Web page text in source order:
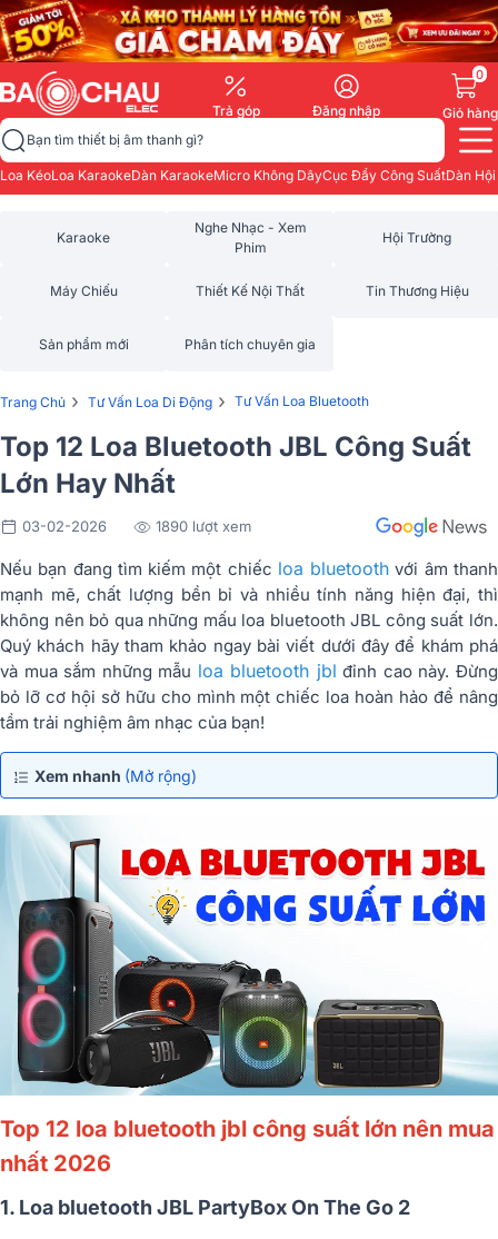
Trả góp Đăng nhập
0
Giỏ hàng
Bạn tìm thiết bị âm thanh gì?
Loa KéoLoa KaraokeDàn KaraokeMicro Không DâyCục Đẩy Công SuấtDàn
Karaoke
Nghe Nhạc - Xem
Phim
Hội Trường
Máy Chiếu Thiết Kế Nội Thất Tin Thương Hiệu
Sản phẩm mới Phân tích chuyên gia
Trang Chủ › Tư Vấn Loa Di Động › Tư Vấn Loa Bluetooth
Top 12 Loa Bluetooth JBL Công Suất
Lớn Hay Nhất
03-02-2026 1890 lượt xem
Nếu bạn đang tìm kiếm một chiếc loa bluetooth với âm thanh
mạnh mẽ, chất lượng bền bỉ và nhiều tính năng hiện đại, thì
không nên bỏ qua những mấu loa bluetooth JBL công suất lớn.
Quý khách hãy tham khảo ngay bài viết dưới đây để khám phá
và mua sắm những mẫu loa bluetooth jbl đỉnh cao này. Đừng
bỏ lỡ cơ hội sở hữu cho mình một chiếc loa hoàn hảo để nâng
tầm trải nghiệm âm nhạc của bạn!
Xem nhanh (Mở rộng)
Top 12 loa bluetooth jbl công suất lớn nên mua
nhất 2026
1. Loa bluetooth JBL PartyBox On The Go 2